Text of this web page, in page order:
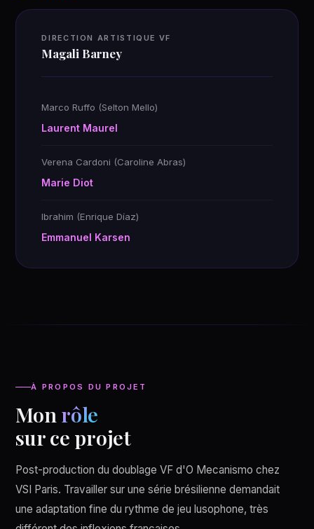
DIRECTION ARTISTIQUE VF
Magali Barney
Marco Ruffo (Selton Mello)
Laurent Maurel
Verena Cardoni (Caroline Abras)
Marie Diot
Ibrahim (Enrique Díaz)
Emmanuel Karsen
À PROPOS DU PROJET
Mon rôle
sur ce projet
Post-production du doublage VF d'O Mecanismo chez
VSI Paris. Travailler sur une série brésilienne demandait
une adaptation fine du rythme de jeu lusophone, très